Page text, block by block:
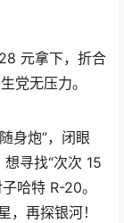
元拿下，折合
党无压力。
身炮”，闭眼
寻找“次次 15
哈特 R-20。
，再探银河！